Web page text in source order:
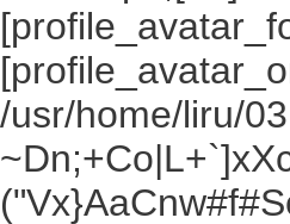
/usr/home/liru/